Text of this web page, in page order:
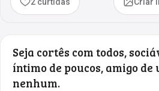
Seja cortês com todos,
íntimo de poucos, amigo de
nenhum.